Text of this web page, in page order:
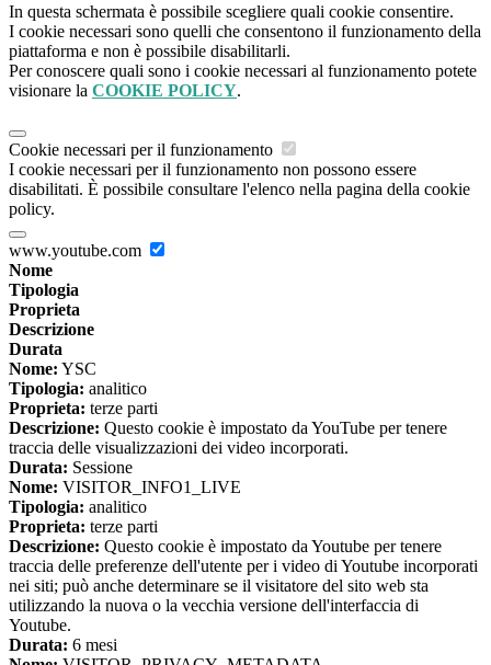
In questa schermata è possibile scegliere quali cookie consentire.
I cookie necessari sono quelli che consentono il funzionamento della
piattaforma e non è possibile disabilitarli.
Per conoscere quali sono i cookie necessari al funzionamento potete
visionare la COOKIE POLICY.
Cookie necessari per il funzionamento
I cookie necessari per il funzionamento non possono essere
disabilitati. È possibile consultare l'elenco nella pagina della cookie
policy.
www.youtube.com
Nome
Tipologia
Proprieta
Descrizione
Durata
Nome: YSC
Tipologia: analitico
Proprieta: terze parti
Descrizione: Questo cookie è impostato da YouTube per tenere
traccia delle visualizzazioni dei video incorporati.
Durata: Sessione
Nome: VISITOR_INFO1_LIVE
Tipologia: analitico
Proprieta: terze parti
Descrizione: Questo cookie è impostato da Youtube per tenere
traccia delle preferenze dell'utente per i video di Youtube incorporati
nei siti; può anche determinare se il visitatore del sito web sta
utilizzando la nuova o la vecchia versione dell'interfaccia di
Youtube.
Durata: 6 mesi